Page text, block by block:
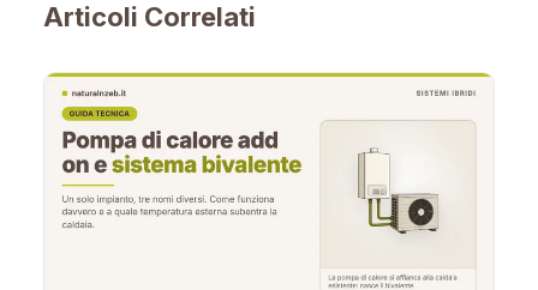
Articoli Correlati